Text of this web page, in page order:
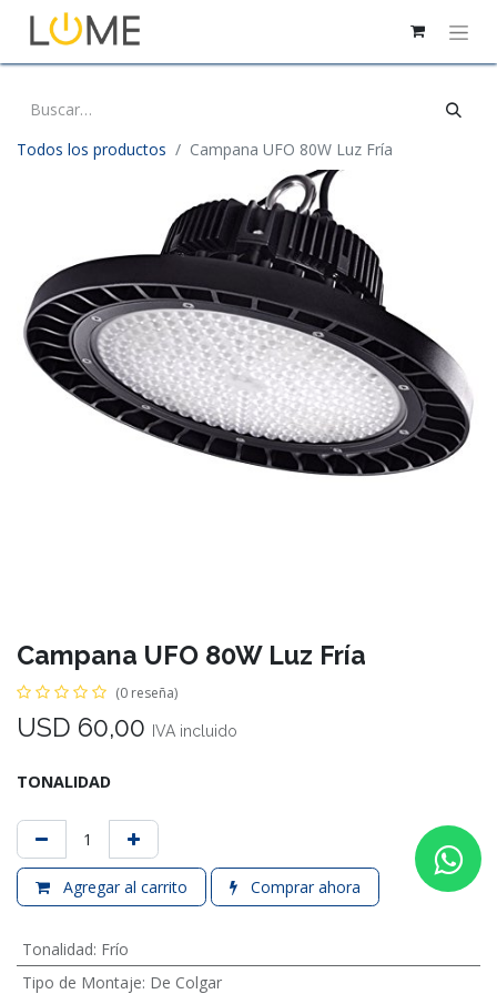
Todos los productos Campana UFO 80W Luz Fría
Campana UFO 80W Luz Fría
(0 reseña)
USD 60,00 IVA incluido
TONALIDAD
Agregar al carrito Comprar ahora
Tonalidad: Frío
Tipo de Montaje: De Colgar